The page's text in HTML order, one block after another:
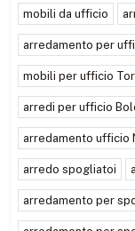
mobili da ufficio
arredamento per
mobili per ufficio
arredi per ufficio
arredamento ufficio
arredo spogliatoi
arredamento per